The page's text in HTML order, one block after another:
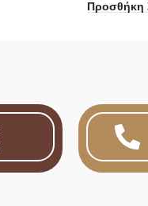
Προσθήκη